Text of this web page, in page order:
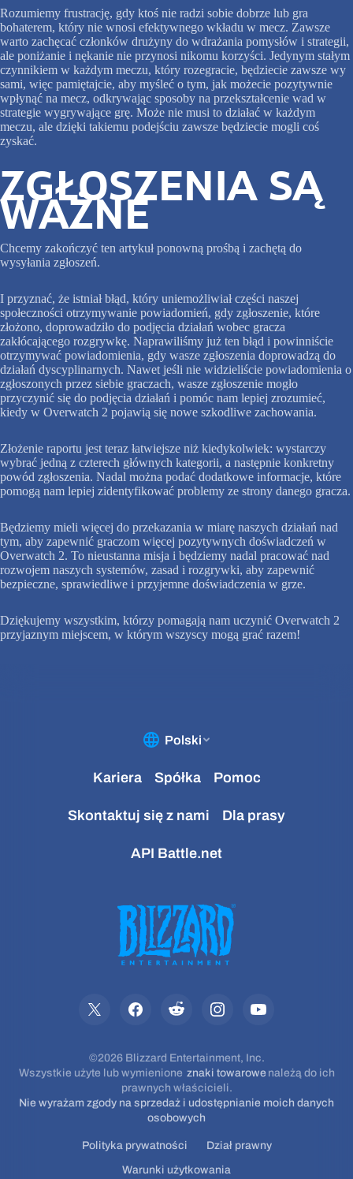
Rozumiemy frustrację, gdy ktoś nie radzi sobie dobrze lub gra
bohaterem, który nie wnosi efektywnego wkładu w mecz. Zawsze
warto zachęcać członków drużyny do wdrażania pomysłów i strategii,
ale poniżanie i nękanie nie przynosi nikomu korzyści. Jedynym stałym
czynnikiem w każdym meczu, który rozegracie, będziecie zawsze wy
sami, więc pamiętajcie, aby myśleć o tym, jak możecie pozytywnie
wpłynąć na mecz, odkrywając sposoby na przekształcenie wad w
strategie wygrywające grę. Może nie musi to działać w każdym
meczu, ale dzięki takiemu podejściu zawsze będziecie mogli coś
zyskać.
ZGŁOSZENIA SĄ
WAŻNE
Chcemy zakończyć ten artykuł ponowną prośbą i zachętą do
wysyłania zgłoszeń.
I przyznać, że istniał błąd, który uniemożliwiał części naszej
społeczności otrzymywanie powiadomień, gdy zgłoszenie, które
złożono, doprowadziło do podjęcia działań wobec gracza
zakłócającego rozgrywkę. Naprawiliśmy już ten błąd i powinniście
otrzymywać powiadomienia, gdy wasze zgłoszenia doprowadzą do
działań dyscyplinarnych. Nawet jeśli nie widzieliście powiadomienia o
zgłoszonych przez siebie graczach, wasze zgłoszenie mogło
przyczynić się do podjęcia działań i pomóc nam lepiej zrozumieć,
kiedy w Overwatch 2 pojawią się nowe szkodliwe zachowania.
Złożenie raportu jest teraz łatwiejsze niż kiedykolwiek: wystarczy
wybrać jedną z czterech głównych kategorii, a następnie konkretny
powód zgłoszenia. Nadal można podać dodatkowe informacje, które
pomogą nam lepiej zidentyfikować problemy ze strony danego gracza.
Będziemy mieli więcej do przekazania w miarę naszych działań nad
tym, aby zapewnić graczom więcej pozytywnych doświadczeń w
Overwatch 2. To nieustanna misja i będziemy nadal pracować nad
rozwojem naszych systemów, zasad i rozgrywki, aby zapewnić
bezpieczne, sprawiedliwe i przyjemne doświadczenia w grze.
Dziękujemy wszystkim, którzy pomagają nam uczynić Overwatch 2
przyjaznym miejscem, w którym wszyscy mogą grać razem!